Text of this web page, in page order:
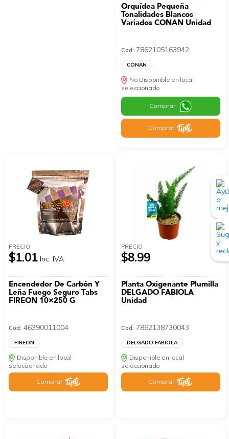
Orquídea Pequeña
Tonalidades Blancos
Variados CONAN Unidad
Cod: 7862105163942
CONAN
No Disponible en local
seleccionado
Comprar
Comprar
PRECIO
$1.01 Inc. IVA
Encendedor De Carbón Y
Leña Fuego Seguro Tabs
FIREON 10×250 G
Cod: 46390011004
FIREON
Disponible en local
seleccionado
Comprar
PRECIO
$8.99
Planta Oxigenante Plumilla
DELGADO FABIOLA
Unidad
Cod: 7862138730043
DELGADO FABIOLA
Disponible en local
seleccionado
Comprar